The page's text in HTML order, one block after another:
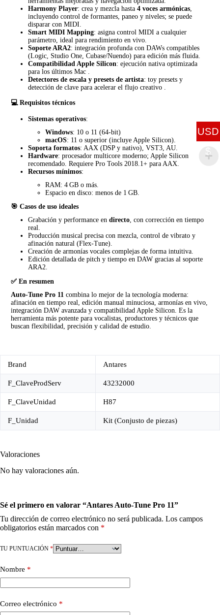
Harmony Player: crea y mezcla hasta4 voces armónicas,
incluyendo control de formantes, paneo y niveles; se puede
disparar con MIDI.
Smart MIDI Mapping: asigna control MIDI a cualquier
parámetro, ideal para rendimiento en vivo.
Soporte ARA2: integración profunda con DAWs compatibles
(Logic, Studio One, Cubase/Nuendo) para edición más fluida.
Compatibilidad Apple Silicon: ejecución nativa optimizada
para los últimos Mac .
Detectores de escala y presets de artista: toy presets y
detección de clave para acelerar el flujo creativo .
💻 Requisitos técnicos
Sistemas operativos:
Windows: 10 o 11 (64‑bit)
macOS: 11 o superior (incluye Apple Silicon).
Soporta formatos: AAX (DSP y nativo), VST3, AU.
Hardware: procesador multicore moderno; Apple Silicon
recomendado. Requiere Pro Tools 2018.1+ para AAX.
Recursos mínimos:
RAM: 4 GB o más.
Espacio en disco: menos de 1 GB.
🎯 Casos de uso ideales
Grabación y performance endirecto, con corrección en tiempo
real.
Producción musical precisa con mezcla, control de vibrato y
afinación natural (Flex-Tune).
Creación de armonías vocales complejas de forma intuitiva.
Edición detallada de pitch y tiempo en DAW gracias al soporte
ARA2.
✅ En resumen
Auto-Tune Pro 11 combina lo mejor de la tecnología moderna:
afinación en tiempo real, edición manual minuciosa, armonías en vivo,
integración DAW avanzada y compatibilidad Apple Silicon. Es la
herramienta más potente para vocalistas, productores y técnicos que
buscan flexibilidad, precisión y calidad de estudio.
Brand Antares
F_ClaveProdServ 43232000
F_ClaveUnidad H87
F_Unidad Kit (Conjusto de piezas)
Valoraciones
No hay valoraciones aún.
Sé el primero en valorar “Antares Auto-Tune Pro 11”
Tu dirección de correo electrónico no será publicada. Los campos
obligatorios están marcados con *
TU PUNTUACIÓN *
Nombre *
Correo electrónico *
USD
$